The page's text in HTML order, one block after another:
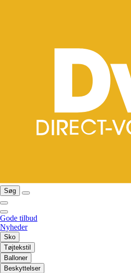
Søg
Gode tilbud
Nyheder
Sko
Tøjtekstil
Balloner
Beskyttelser